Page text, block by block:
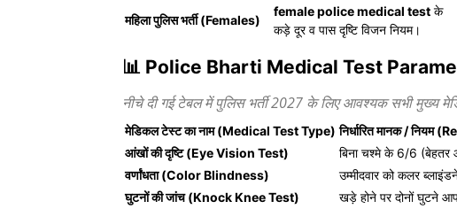
महिला पुलिस भर्ती (Females)
female police medical test के
कड़े दूर व पास दृष्टि विजन नियम।
📊 Police Bharti Medical Test
नीचे दी गई टेबल में पुलिस भर्ती 2027 के लिए आवश्यक सभी मुख्य
मेडिकल टेस्ट का नाम (Medical Test Type) निर्धारित मानक /
आंखों की दृष्टि (Eye Vision Test)
बिना चश्मे के 6/6 (बेहतर
वर्णांधता (Color Blindness)
उम्मीदवार को कलर
घुटनों की जांच (Knock Knee Test)
खड़े होने पर दोनों घुटने